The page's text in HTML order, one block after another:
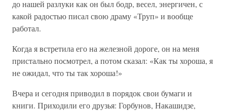
до нашей разлуки как он был бодр, весел, энергичен, с
какой радостью писал свою драму «Труп» и вообще
работал.
Когда я встретила его на железной дороге, он на меня
пристально посмотрел, а потом сказал: «Как ты хороша, я
не ожидал, что ты так хороша!»
Вчера и сегодня приводил в порядок свои бумаги и
книги. Приходили его друзья: Горбунов, Накашидзе,